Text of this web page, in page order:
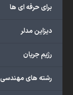
برای حرفه ای ها
دیزاین مدلر
رژیم جریان
رشته های مهندسی
گسترده‌ای
با
دانشگاهی،
صنعتی